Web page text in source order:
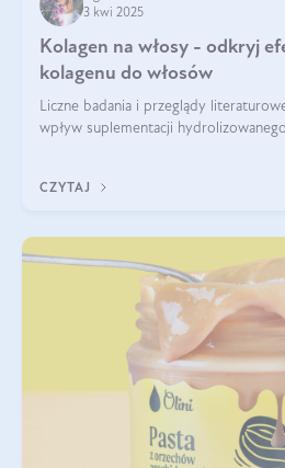
3 kwi 2025
Kolagen na włosy - odkryj
kolagenu do włosów
Liczne badania i przeglądy
wpływ suplementacji
CZYTAJ